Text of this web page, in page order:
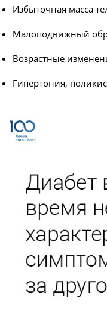
Избыточная масса
Малоподвижный
Возрастные
Гипертония,